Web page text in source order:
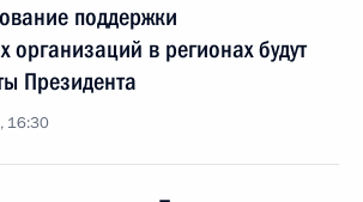
поддержки
организаций в регионах будут
Президента
16:30